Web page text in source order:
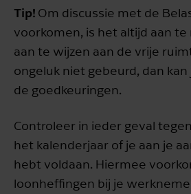
Tip! Om discussie met de
voorkomen, is het altijd aan
aan te wijzen aan de vrije
ongeluk niet gebeurd, dan
de goedkeuringen.
Controleer in ieder geval
het kalenderjaar of je aan je
hebt voldaan. Hiermee
loonheffingen bij je